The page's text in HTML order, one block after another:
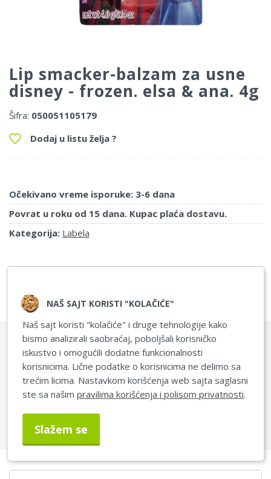
Lip smacker-balzam za usne
disney - frozen. elsa & ana. 4g
Šifra: 050051105179
Dodaj u listu želja ?
Očekivano vreme isporuke: 3-6 dana
Povrat u roku od 15 dana. Kupac plaća dostavu.
Kategorija: Labela
DETALJNI OPIS PITANJA I ODGOVORI
NAŠ SAJT KORISTI "KOLAČIĆE"
Naš sajt koristi "kolačiće" i druge tehnologije kako
bismo analizirali saobraćaj, poboljšali korisničko
iskustvo i omogućili dodatne funkcionalnosti
korisnicima. Lične podatke o korisnicima ne delimo sa
trećim licima. Nastavkom korišćenja web sajta saglasni
ste sa našimpravilima korišćenja i polisom privatnosti.
Slažem se